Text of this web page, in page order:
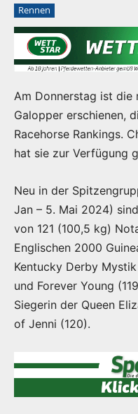
Rennen
Am Donnerstag ist die
Galopper erschienen,
Racehorse Rankings.
hat sie zur Verfügung
Neu in der
Jan – 5. Mai 2024)
von 121 (100,5 kg)
Englischen 2000
Kentucky Derby
und Forever Young
Siegerin der Queen
of Jenni (120).